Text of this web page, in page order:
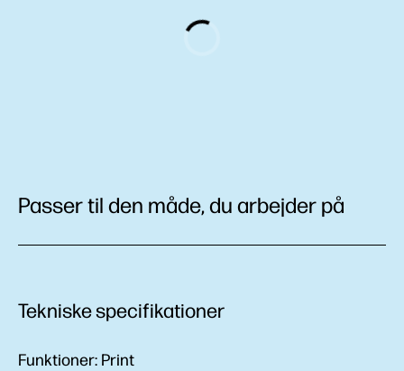
Passer til den måde, du arbejder på
Tekniske specifikationer
Funktioner: Print